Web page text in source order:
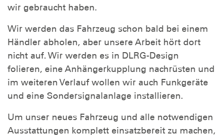
wir gebraucht haben.
Wir werden das Fahrzeug schon bald bei einem
Händler abholen, aber unsere Arbeit hört dort
nicht auf. Wir werden es in DLRG-Design
folieren, eine Anhängerkupplung nachrüsten und
im weiteren Verlauf wollen wir auch Funkgeräte
und eine Sondersignalanlage installieren.
Um unser neues Fahrzeug und alle notwendigen
Ausstattungen komplett einsatzbereit zu machen,